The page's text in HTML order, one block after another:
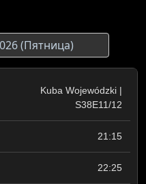
Kuba Wojewódzki |
S38E11/12
21:15
22:25